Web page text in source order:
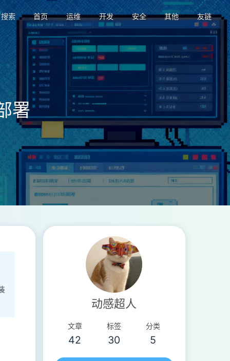
索 首页 运维 开发 安全 其他 友链
署
动感超人
文章
42
标签
30
分类
5